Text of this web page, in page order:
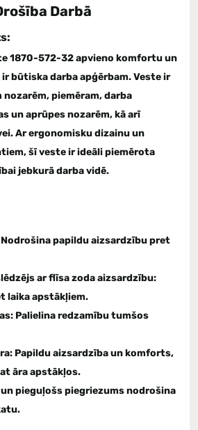
Darbā
1870-572-32 apvieno komfortu un
būtiska darba apģērbam. Veste ir
piemēram, darba
un aprūpes nozarēm, kā arī
Ar ergonomisku dizainu un
šī veste ir ideāli piemērota
jebkurā darba vidē.
Nodrošina papildu aizsardzību pret
ar flīsa zoda aizsardzību:
laika apstākļiem.
Palielina redzamību tumšos
Papildu aizsardzība un komforts,
āra apstākļos.
pieguļošs piegriezums nodrošina